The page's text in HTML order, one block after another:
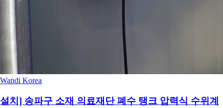
Wandi Korea
설치] 송파구 소재 의료재단 폐수 탱크 압력식 수위계